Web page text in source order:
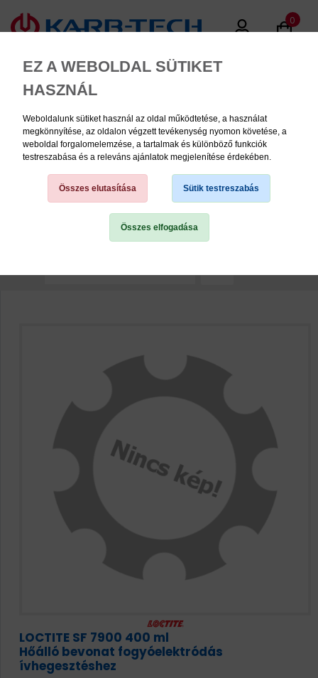
EZ A WEBOLDAL SÜTIKET
HASZNÁL
Weboldalunk sütiket használ az oldal működtetése, a használat
megkönnyítése, az oldalon végzett tevékenység nyomon követése, a
weboldal forgalomelemzése, a tartalmak és különböző funkciók
testreszabása és a releváns ajánlatok megjelenítése érdekében.
Összes elutasítása Sütik testreszabás
Összes elfogadása
0
MENU
HENKEL LOCTITE ADHESIVES
LTD
4 5 6 11
LOCTITE SF 7900 400 ml
Hőálló bevonat fogyóelektródás
ívhegesztéshez